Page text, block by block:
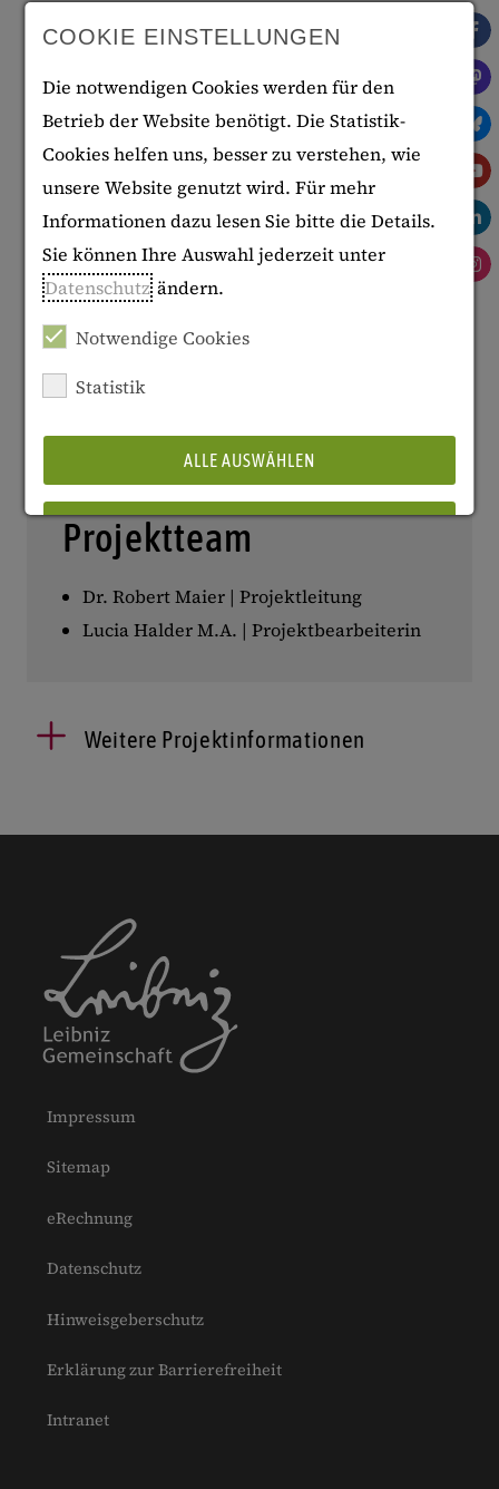
Konstitution gemeinschaftlicher Bildgedächtnisse.
Dabei stehen diejenigen Institutionen im
Vordergrund, die Bilder produzieren, kaufen,
verkaufen, sammeln, archivieren oder zensieren
und dadurch einen zentralen Beitrag zur Steuerung
eines kollektiven Bilderhaushaltes leisten.
Vorgehensweise
Projektteam
Dr. Robert Maier | Projektleitung
Lucia Halder M.A. | Projektbearbeiterin
Weitere Projektinformationen
Impressum
Sitemap
eRechnung
Datenschutz
Hinweisgeberschutz
Erklärung zur Barrierefreiheit
Intranet
COOKIE EINSTELLUNGEN
Die notwendigen Cookies werden für den
Betrieb der Website benötigt. Die Statistik-
Cookies helfen uns, besser zu verstehen, wie
unsere Website genutzt wird. Für mehr
Informationen dazu lesen Sie bitte die Details.
Sie können Ihre Auswahl jederzeit unter
Datenschutz ändern.
Notwendige Cookies
Statistik
ALLE AUSWÄHLEN
Details anzeigen